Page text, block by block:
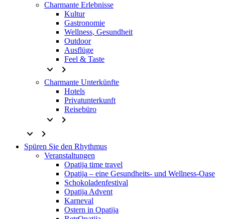
Charmante Erlebnisse
Kultur
Gastronomie
Wellness, Gesundheit
Outdoor
Ausflüge
Feel & Taste
keyboard_arrow_down keyboard_arrow_right
Charmante Unterkünfte
Hotels
Privatunterkunft
Reisebüro
keyboard_arrow_down
keyboard_arrow_right
keyboard_arrow_down
keyboard_arrow_right
Spüren Sie den Rhythmus
Veranstaltungen
Opatija time travel
Opatija – eine Gesundheits- und Wellness-Oase
Schokoladenfestival
Opatija Advent
Karneval
Ostern in Opatija